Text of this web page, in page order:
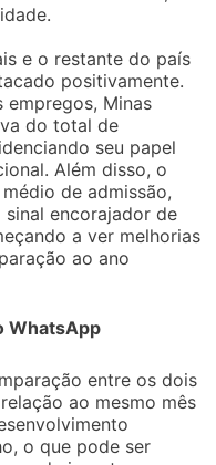
e o restante do país
positivamente.
Minas
do total de
seu papel
Além disso, o
de admissão,
encorajador de
a ver melhorias
ao ano
WhatsApp
entre os dois
ao mesmo mês
o que pode ser